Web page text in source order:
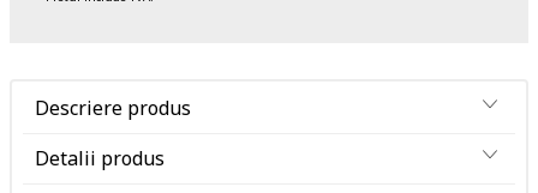
Descriere produs
Detalii produs